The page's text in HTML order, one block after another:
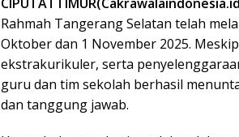
Rahmah Tangerang Selatan telah
Oktober dan 1 November 2025.
ekstrakurikuler, serta
guru dan tim sekolah berhasil
dan tanggung jawab.